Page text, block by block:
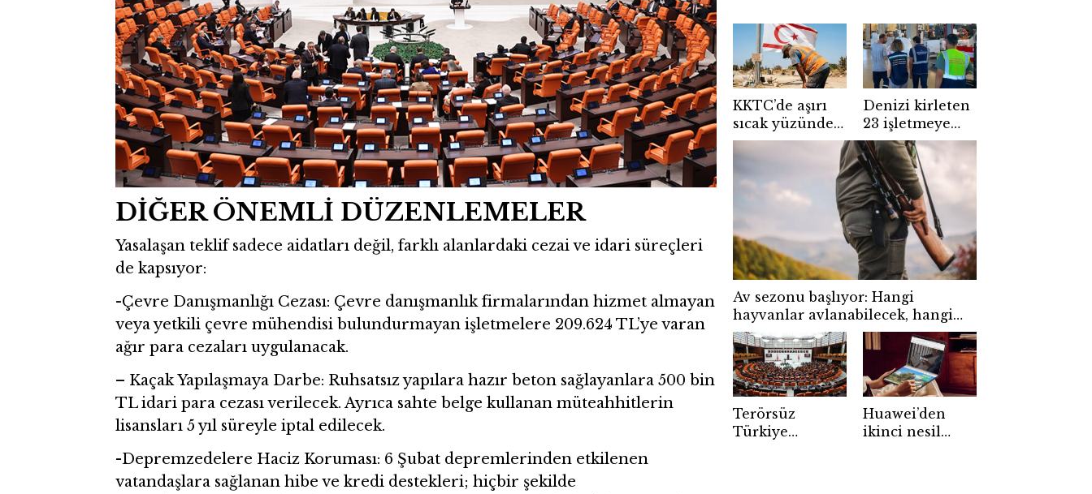
DİĞER ÖNEMLİ DÜZENLEMELER
Yasalaşan teklif sadece aidatları değil, farklı alanlardaki cezai ve idari süreçleri
de kapsıyor:
-Çevre Danışmanlığı Cezası: Çevre danışmanlık firmalarından hizmet almayan
veya yetkili çevre mühendisi bulundurmayan işletmelere 209.624 TL’ye varan
ağır para cezaları uygulanacak.
– Kaçak Yapılaşmaya Darbe: Ruhsatsız yapılara hazır beton sağlayanlara 500 bin
TL idari para cezası verilecek. Ayrıca sahte belge kullanan müteahhitlerin
lisansları 5 yıl süreyle iptal edilecek.
-Depremzedelere Haciz Koruması: 6 Şubat depremlerinden etkilenen
vatandaşlara sağlanan hibe ve kredi destekleri; hiçbir şekilde
KKTC’de aşırı
sıcak yüzünden
açık alanda
çalışmaya 10
günlük
kısıtlama
getirildi
Denizi kirleten
23 işletmeye
47,6 milyon lira
ceza kesildi!
Av sezonu başlıyor: Hangi
hayvanlar avlanabilecek, hangi
günler yasak?
Terörsüz
Türkiye
Huawei’den
ikinci nesil